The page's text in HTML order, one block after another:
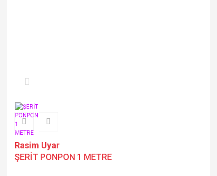
Rasim Uyar
ŞERİT PONPON 1 METRE